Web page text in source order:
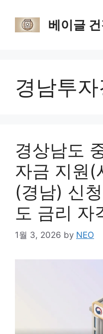
content
베이글
경남투
경상남도
자금 지원(
(경남) 신
도 금리 자
1월 3, 2026 by NEO